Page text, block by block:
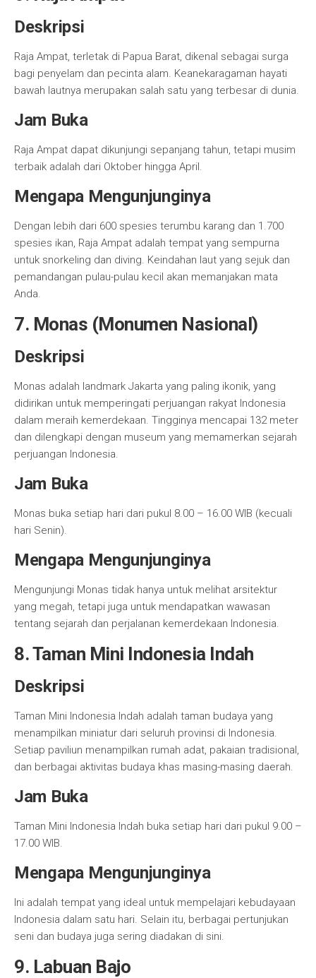
Deskripsi
Raja Ampat, terletak di Papua Barat, dikenal sebagai surga
bagi penyelam dan pecinta alam. Keanekaragaman hayati
bawah lautnya merupakan salah satu yang terbesar di dunia.
Jam Buka
Raja Ampat dapat dikunjungi sepanjang tahun, tetapi musim
terbaik adalah dari Oktober hingga April.
Mengapa Mengunjunginya
Dengan lebih dari 600 spesies terumbu karang dan 1.700
spesies ikan, Raja Ampat adalah tempat yang sempurna
untuk snorkeling dan diving. Keindahan laut yang sejuk dan
pemandangan pulau-pulau kecil akan memanjakan mata
Anda.
7. Monas (Monumen Nasional)
Deskripsi
Monas adalah landmark Jakarta yang paling ikonik, yang
didirikan untuk memperingati perjuangan rakyat Indonesia
dalam meraih kemerdekaan. Tingginya mencapai 132 meter
dan dilengkapi dengan museum yang memamerkan sejarah
perjuangan Indonesia.
Jam Buka
Monas buka setiap hari dari pukul 8.00 – 16.00 WIB (kecuali
hari Senin).
Mengapa Mengunjunginya
Mengunjungi Monas tidak hanya untuk melihat arsitektur
yang megah, tetapi juga untuk mendapatkan wawasan
tentang sejarah dan perjalanan kemerdekaan Indonesia.
8. Taman Mini Indonesia Indah
Deskripsi
Taman Mini Indonesia Indah adalah taman budaya yang
menampilkan miniatur dari seluruh provinsi di Indonesia.
Setiap paviliun menampilkan rumah adat, pakaian tradisional,
dan berbagai aktivitas budaya khas masing-masing daerah.
Jam Buka
Taman Mini Indonesia Indah buka setiap hari dari pukul 9.00 –
17.00 WIB.
Mengapa Mengunjunginya
Ini adalah tempat yang ideal untuk mempelajari kebudayaan
Indonesia dalam satu hari. Selain itu, berbagai pertunjukan
seni dan budaya juga sering diadakan di sini.
9. Labuan Bajo